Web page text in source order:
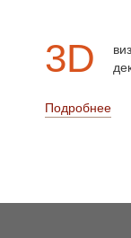
3D
Подробнее